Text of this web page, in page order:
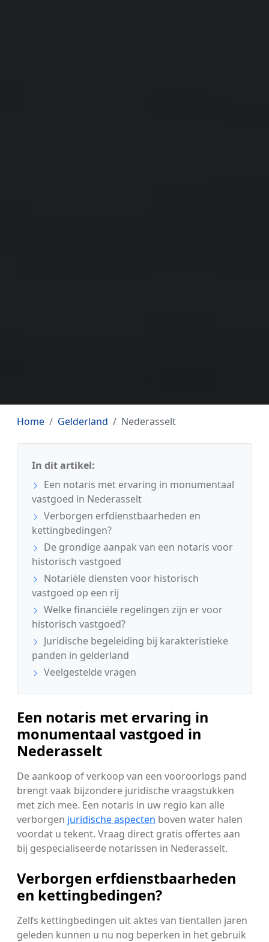
Home Gelderland Nederasselt
In dit artikel:
Een notaris met ervaring in monumentaal
vastgoed in Nederasselt
Verborgen erfdienstbaarheden en
kettingbedingen?
De grondige aanpak van een notaris voor
historisch vastgoed
Notariële diensten voor historisch
vastgoed op een rij
Welke financiële regelingen zijn er voor
historisch vastgoed?
Juridische begeleiding bij karakteristieke
panden in gelderland
Veelgestelde vragen
Een notaris met ervaring in
monumentaal vastgoed in
Nederasselt
De aankoop of verkoop van een vooroorlogs pand
brengt vaak bijzondere juridische vraagstukken
met zich mee. Een notaris in uw regio kan alle
verborgen juridische aspecten boven water halen
voordat u tekent. Vraag direct gratis offertes aan
bij gespecialiseerde notarissen in Nederasselt.
Verborgen erfdienstbaarheden
en kettingbedingen?
Zelfs kettingbedingen uit aktes van tientallen jaren
geleden kunnen u nu nog beperken in het gebruik